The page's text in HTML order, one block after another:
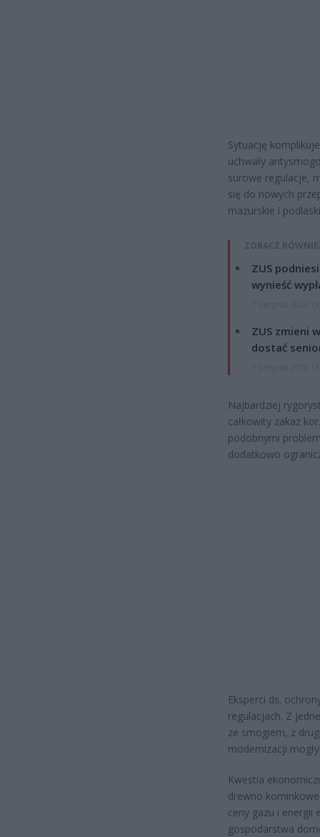
Sytuację
uchwały
surowe regulacje,
się do nowych
mazurskie i
ZOBACZ
ZUS
wynieść
ZUS zmieni
dostać
Najbardziej
całkowity zakaz
podobnymi
dodatkowo
Eksperci ds.
regulacjach. Z
ze smogiem, z
modernizacji
Kwestia
drewno
ceny gazu i energii
gospodarstwa